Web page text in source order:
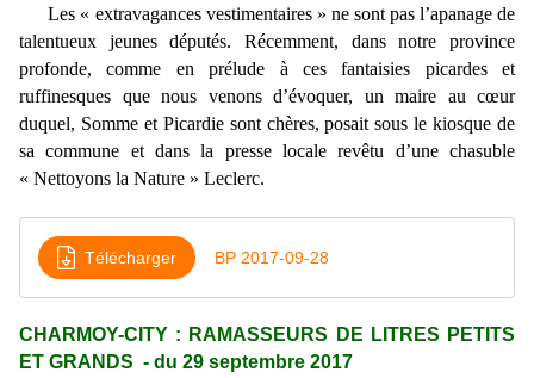
Les « extravagances vestimentaires » ne sont pas l’apanage de
talentueux jeunes députés. Récemment, dans notre province
profonde, comme en prélude à ces fantaisies picardes et
ruffinesques que nous venons d’évoquer, un maire au cœur
duquel, Somme et Picardie sont chères, posait sous le kiosque de
sa commune et dans la presse locale revêtu d’une chasuble
« Nettoyons la Nature » Leclerc.
Télécharger BP 2017-09-28
CHARMOY-CITY : RAMASSEURS DE LITRES PETITS
ET GRANDS - du 29 septembre 2017